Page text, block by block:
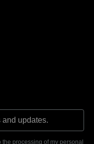
the processing of my personal